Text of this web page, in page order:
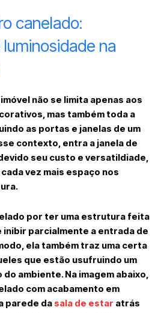
canelado:
na
não se limita apenas aos
mas também toda a
as portas e janelas de um
contexto, entra a janela de
seu custo e versatildiade,
vez mais espaço nos
por ter uma estrutura feita
inibir parcialmente a entrada de
ela também traz uma certa
que estão usufruindo um
ambiente. Na imagem abaixo,
com acabamento em
parede da sala de estar atrás